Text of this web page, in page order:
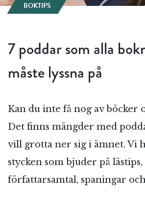
BOKTIPS
7 poddar som alla
måste lyssna på
Kan du inte få nog av böcker
Det finns mängder med
vill grotta ner sig i ämnet. Vi
stycken som bjuder på lästips,
författarsamtal, spaningar